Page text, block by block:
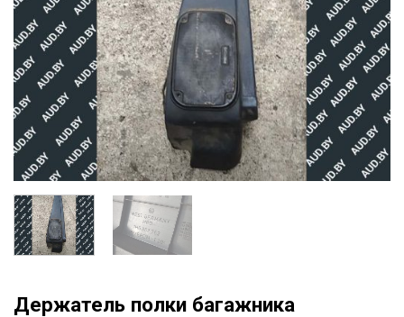
Держатель полки багажника